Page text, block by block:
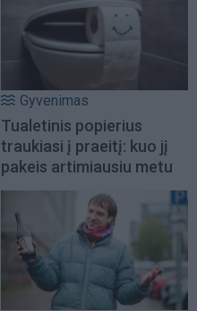
Gyvenimas
Tualetinis popierius
traukiasi į praeitį: kuo jį
pakeis artimiausiu metu